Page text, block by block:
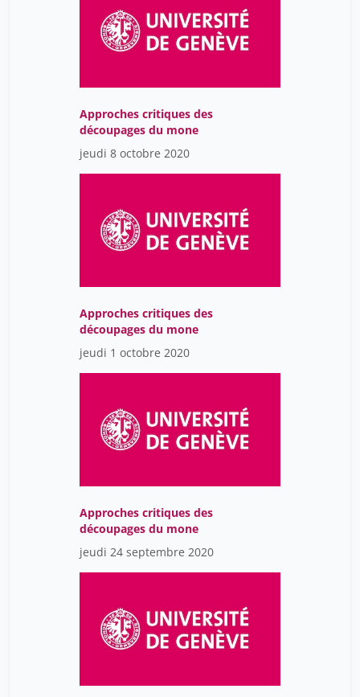
Approches critiques des
découpages du mone
jeudi 8 octobre 2020
Approches critiques des
découpages du mone
jeudi 1 octobre 2020
Approches critiques des
découpages du mone
jeudi 24 septembre 2020